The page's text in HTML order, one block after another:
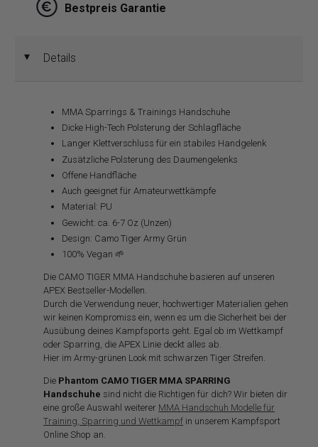
Bestpreis Garantie
◄ Details
MMA Sparrings & Trainings Handschuhe
Dicke High-Tech Polsterung der Schlagfläche
Langer Klettverschluss für ein stabiles Handgelenk
Zusätzliche Polsterung des Daumengelenks
Offene Handfläche
Auch geeignet für Amateurwettkämpfe
Material: PU
Gewicht: ca. 6-7 Oz (Unzen)
Design: Camo Tiger Army Grün
100% Vegan 🌱
Die CAMO TIGER MMA Handschuhe basieren auf unseren
APEX Bestseller-Modellen.
Durch die Verwendung neuer, hochwertiger Materialien gehen
wir keinen Kompromiss ein, wenn es um die Sicherheit bei der
Ausübung deines Kampfsports geht. Egal ob im Wettkampf
oder Sparring, die APEX Linie deckt alles ab.
Hier im Army-grünen Look mit schwarzen Tiger Streifen.
Die Phantom CAMO TIGER MMA SPARRING
Handschuhe sind nicht die Richtigen für dich? Wir bieten dir
eine große Auswahl weiterer MMA Handschuh Modelle für
Training, Sparring und Wettkampf in unserem Kampfsport
Online Shop an.